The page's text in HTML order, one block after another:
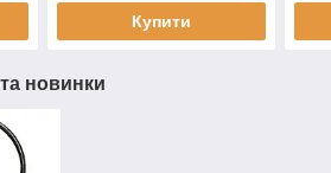
Купити
та новинки